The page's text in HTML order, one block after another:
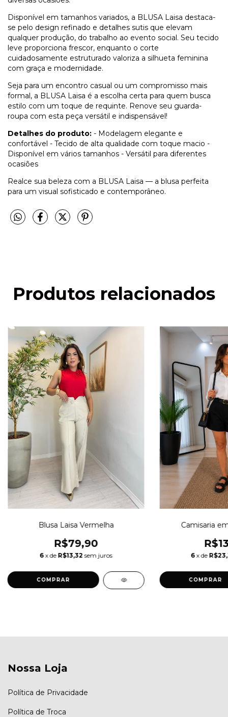
Disponível em tamanhos variados, a BLUSA Laisa destaca-
se pelo design refinado e detalhes sutis que elevam
qualquer produção, do trabalho ao evento social. Seu tecido
leve proporciona frescor, enquanto o corte
cuidadosamente estruturado valoriza a silhueta feminina
com graça e modernidade.
Seja para um encontro casual ou um compromisso mais
formal, a BLUSA Laisa é a escolha certa para quem busca
estilo com um toque de requinte. Renove seu guarda-
roupa com esta peça versátil e indispensável!
Detalhes do produto: - Modelagem elegante e
confortável - Tecido de alta qualidade com toque macio -
Disponível em vários tamanhos - Versátil para diferentes
ocasiões
Realce sua beleza com a BLUSA Laisa — a blusa perfeita
para um visual sofisticado e contemporâneo.
Produtos relacionados
Blusa Laisa Vermelha
R$79,90
6 x de R$13,32 sem juros
COMPRAR
Camisaria
6 x de
COMPRAR
Nossa Loja
Política de Privacidade
Política de Troca